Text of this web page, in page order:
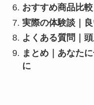
おすすめ商品比
実際の体験談｜
よくある質問｜
まとめ｜あなた
に